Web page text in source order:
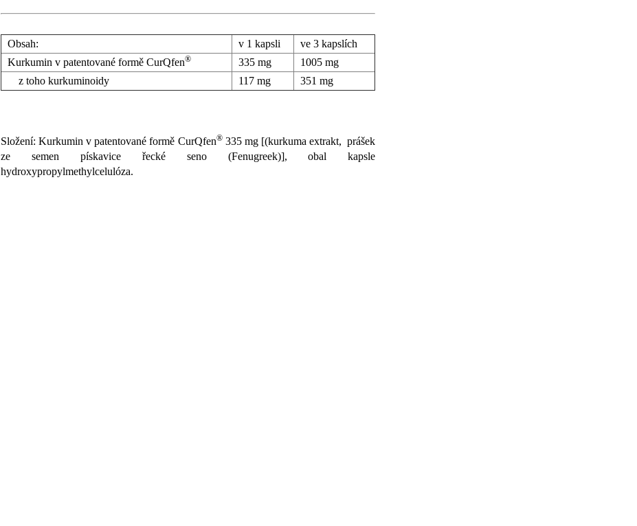
Obsah: v 1 kapsli
ve 3 kapslích
Kurkumin v patentované formě CurQfen® 335 mg
1005 mg
z toho kurkuminoidy
117 mg 351 mg
Složení: Kurkumin v patentované formě CurQfen®335 mg [(kurkuma extrakt, prášek
ze semen pískavice řecké seno (Fenugreek)], obal kapsle
hydroxypropylmethylcelulóza.